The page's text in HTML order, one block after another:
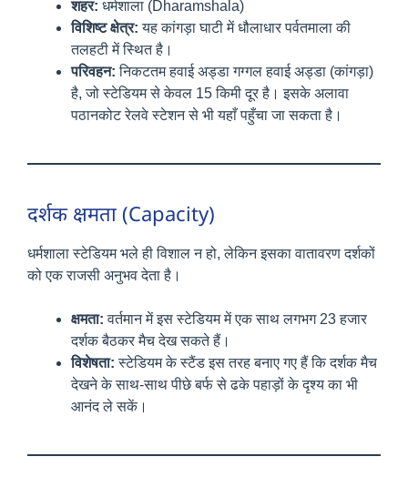
शहर: धर्मशाला (Dharamshala)
विशिष्ट क्षेत्र: यह कांगड़ा घाटी में धौलाधार पर्वतमाला की
तलहटी में स्थित है।
परिवहन: निकटतम हवाई अड्डा गग्गल हवाई अड्डा (कांगड़ा)
है, जो स्टेडियम से केवल 15 किमी दूर है। इसके अलावा
पठानकोट रेलवे स्टेशन से भी यहाँ पहुँचा जा सकता है।
दर्शक क्षमता (Capacity)
धर्मशाला स्टेडियम भले ही विशाल न हो, लेकिन इसका वातावरण दर्शकों
को एक राजसी अनुभव देता है।
क्षमता: वर्तमान में इस स्टेडियम में एक साथ लगभग 23 हजार
दर्शक बैठकर मैच देख सकते हैं।
विशेषता: स्टेडियम के स्टैंड इस तरह बनाए गए हैं कि दर्शक मैच
देखने के साथ-साथ पीछे बर्फ से ढके पहाड़ों के दृश्य का भी
आनंद ले सकें।